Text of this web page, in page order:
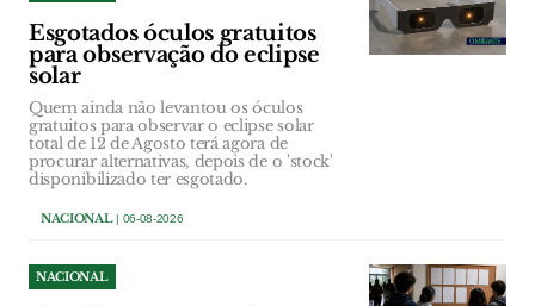
Esgotados óculos gratuitos
para observação do eclipse
solar
Quem ainda não levantou os óculos
gratuitos para observar o eclipse solar
total de 12 de Agosto terá agora de
procurar alternativas, depois de o 'stock'
disponibilizado ter esgotado.
NACIONAL| 06-08-2026
NACIONAL